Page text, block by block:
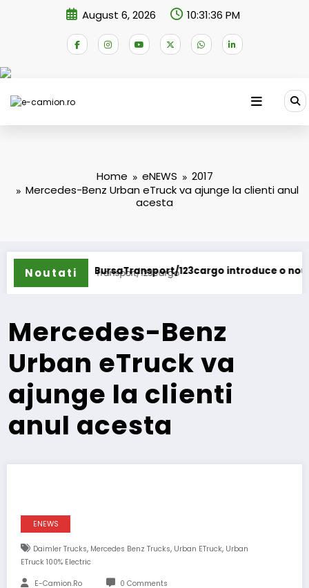
August 6, 2026 10:31:36 PM
Home eNEWS
2017
Mercedes-Benz Urban eTruck va ajunge la clienti anul
acesta
Noutati
BursaTransport/123cargo introduce o nouă
Mercedes-Benz
Urban eTruck va
ajunge la clienti
anul acesta
ENEWS
Daimler Trucks, Mercedes Benz Trucks, Urban ETruck, Urban
ETruck 100% Electric
E-Camion.ro 0 Comments